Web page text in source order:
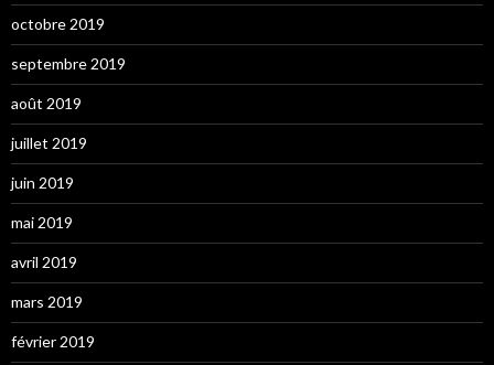
octobre 2019
septembre 2019
août 2019
juillet 2019
juin 2019
mai 2019
avril 2019
mars 2019
février 2019